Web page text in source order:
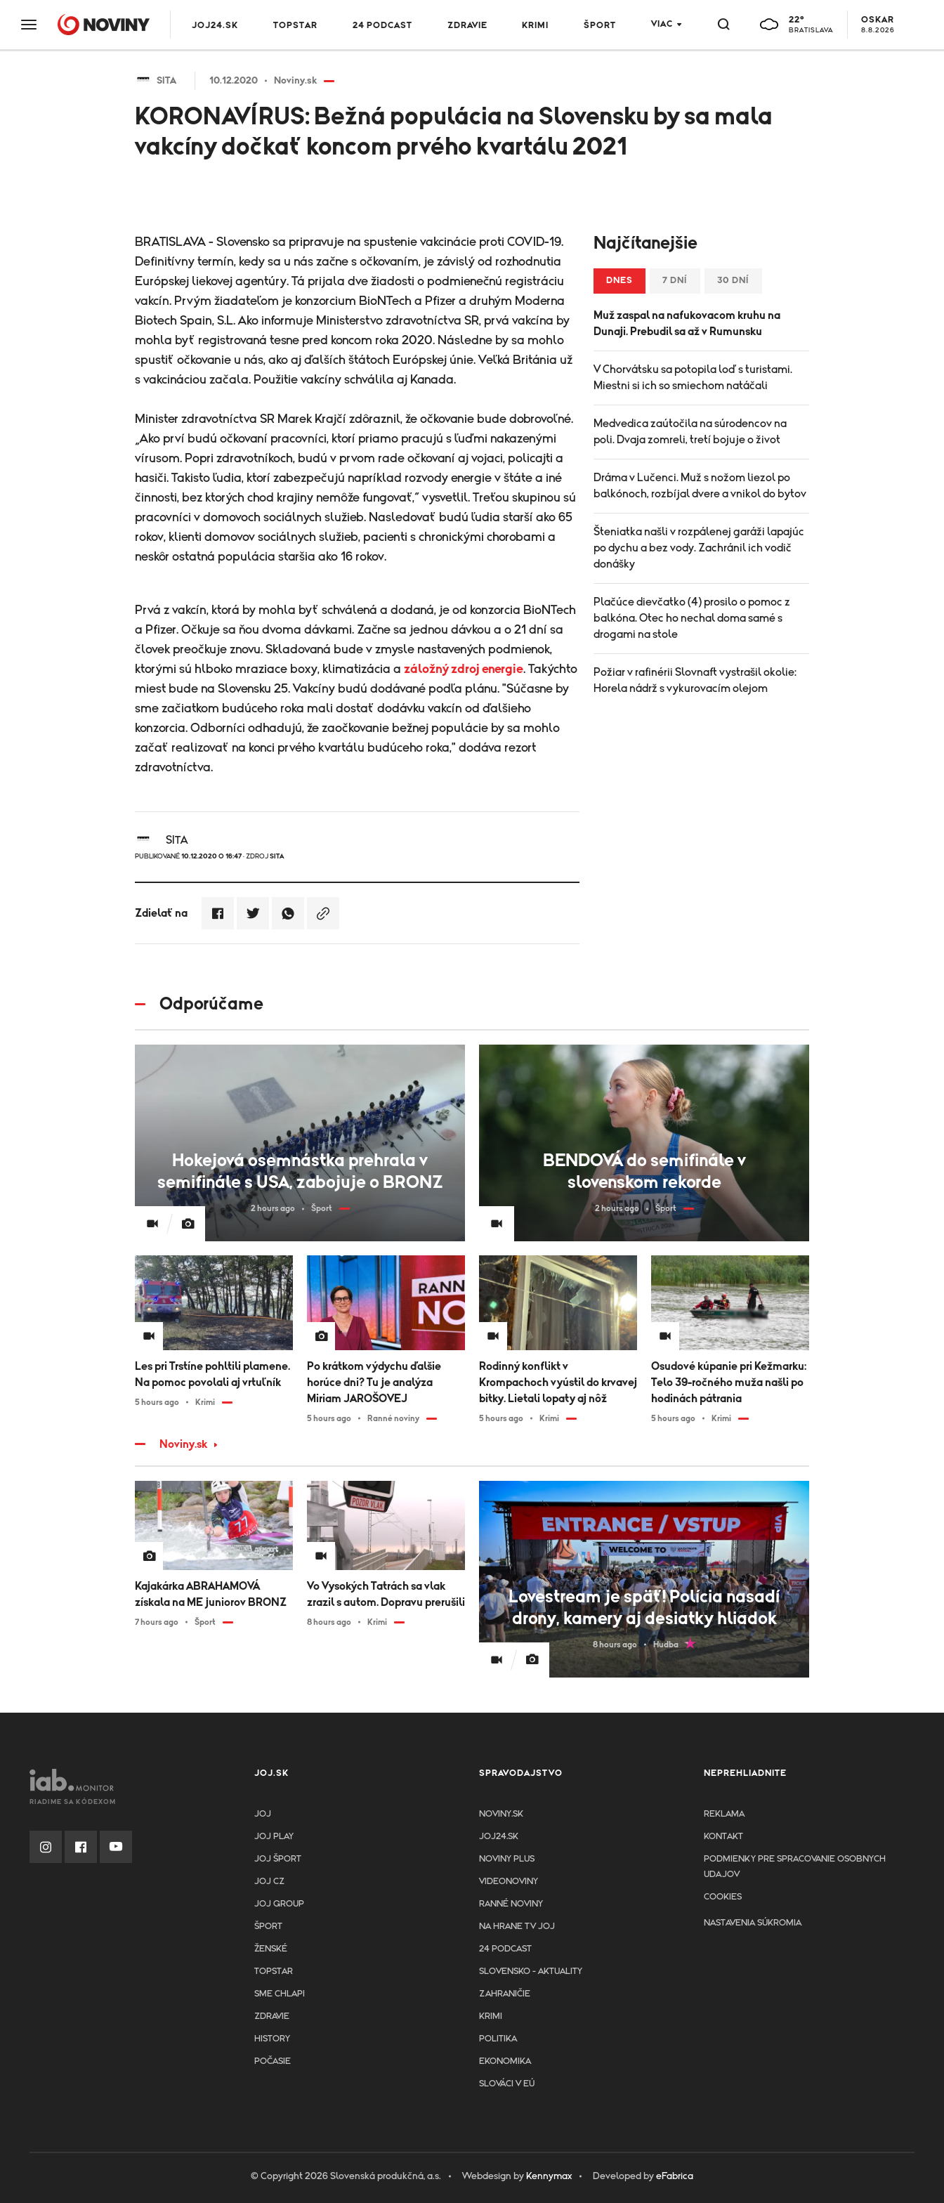
JOJ24.SK TOPSTAR 24 PODCAST ZDRAVIE KRIMI ŠPORT VIAC 22°
BRATISLAVA
OSKAR
8.8.2026
SITA 10.12.2020 Noviny.sk
KORONAVÍRUS: Bežná populácia na Slovensku by sa mala
vakcíny dočkať koncom prvého kvartálu 2021
BRATISLAVA - Slovensko sa pripravuje na spustenie vakcinácie proti COVID-19.
Definitívny termín, kedy sa u nás začne s očkovaním, je závislý od rozhodnutia
Európskej liekovej agentúry. Tá prijala dve žiadosti o podmienečnú registráciu
vakcín. Prvým žiadateľom je konzorcium BioNTech a Pfizer a druhým Moderna
Biotech Spain, S.L. Ako informuje Ministerstvo zdravotníctva SR, prvá vakcína by
mohla byť registrovaná tesne pred koncom roka 2020. Následne by sa mohlo
spustiť očkovanie u nás, ako aj ďalších štátoch Európskej únie. Veľká Británia už
s vakcináciou začala. Použitie vakcíny schválila aj Kanada.
Minister zdravotníctva SR Marek Krajčí zdôraznil, že očkovanie bude dobrovoľné.
„Ako prví budú očkovaní pracovníci, ktorí priamo pracujú s ľuďmi nakazenými
vírusom. Popri zdravotníkoch, budú v prvom rade očkovaní aj vojaci, policajti a
hasiči. Takisto ľudia, ktorí zabezpečujú napríklad rozvody energie v štáte a iné
činnosti, bez ktorých chod krajiny nemôže fungovať,“ vysvetlil. Treťou skupinou sú
pracovníci v domovoch sociálnych služieb. Nasledovať budú ľudia starší ako 65
rokov, klienti domovov sociálnych služieb, pacienti s chronickými chorobami a
neskôr ostatná populácia staršia ako 16 rokov.
Prvá z vakcín, ktorá by mohla byť schválená a dodaná, je od konzorcia BioNTech
a Pfizer. Očkuje sa ňou dvoma dávkami. Začne sa jednou dávkou a o 21 dní sa
človek preočkuje znovu. Skladovaná bude v zmysle nastavených podmienok,
ktorými sú hlboko mraziace boxy, klimatizácia a záložný zdroj energie. Takýchto
miest bude na Slovensku 25. Vakcíny budú dodávané podľa plánu. "Súčasne by
sme začiatkom budúceho roka mali dostať dodávku vakcín od ďalšieho
konzorcia. Odborníci odhadujú, že zaočkovanie bežnej populácie by sa mohlo
začať realizovať na konci prvého kvartálu budúceho roka," dodáva rezort
zdravotníctva.
SITA
PUBLIKOVANÉ 10.12.2020 O 16:47 · ZDROJ SITA
Zdielať na
Najčítanejšie
DNES 7 DNÍ 30 DNÍ
Muž zaspal na nafukovacom kruhu na
Dunaji. Prebudil sa až v Rumunsku
V Chorvátsku sa potopila loď s turistami.
Miestni si ich so smiechom natáčali
Medvedica zaútočila na súrodencov na
poli. Dvaja zomreli, tretí bojuje o život
Dráma v Lučenci. Muž s nožom liezol po
balkónoch, rozbíjal dvere a vnikol do bytov
Šteniatka našli v rozpálenej garáži lapajúc
po dychu a bez vody. Zachránil ich vodič
donášky
Plačúce dievčatko (4) prosilo o pomoc z
balkóna. Otec ho nechal doma samé s
drogami na stole
Požiar v rafinérii Slovnaft vystrašil okolie:
Horela nádrž s vykurovacím olejom
Odporúčame
Hokejová osemnástka prehrala v
semifinále s USA, zabojuje o BRONZ
2 hours ago Šport
BENDOVÁ do semifinále v
slovenskom rekorde
2 hours ago Šport
Les pri Trstíne pohltili plamene.
Na pomoc povolali aj vrtuľník
5 hours ago Krimi
Po krátkom výdychu ďalšie
horúce dni? Tu je analýza
Miriam JAROŠOVEJ
5 hours ago Ranné noviny
Rodinný konflikt v
Krompachoch vyústil do krvavej
bitky. Lietali lopaty aj nôž
5 hours ago Krimi
Osudové kúpanie pri Kežmarku:
Telo 39-ročného muža našli po
hodinách pátrania
5 hours ago Krimi
Noviny.sk
Kajakárka ABRAHAMOVÁ
získala na ME juniorov BRONZ
7 hours ago Šport
Vo Vysokých Tatrách sa vlak
zrazil s autom. Dopravu prerušili
8 hours ago Krimi
Lovestream je späť! Polícia nasadí
drony, kamery aj desiatky hliadok
8 hours ago Hudba
RIADIME SA KÓDEXOM
JOJ.SK
JOJ
JOJ PLAY
JOJ ŠPORT
JOJ CZ
JOJ GROUP
ŠPORT
ŽENSKÉ
TOPSTAR
SME CHLAPI
ZDRAVIE
HISTORY
POČASIE
SPRAVODAJSTVO
NOVINY.SK
JOJ24.SK
NOVINY PLUS
VIDEONOVINY
RANNÉ NOVINY
NA HRANE TV JOJ
24 PODCAST
SLOVENSKO - AKTUALITY
ZAHRANIČIE
KRIMI
POLITIKA
EKONOMIKA
SLOVÁCI V EÚ
NEPREHLIADNITE
REKLAMA
KONTAKT
PODMIENKY PRE SPRACOVANIE OSOBNYCH
UDAJOV
COOKIES
NASTAVENIA SÚKROMIA
© Copyright 2026 Slovenská produkčná, a.s. Webdesign by Kennymax Developed by eFabrica